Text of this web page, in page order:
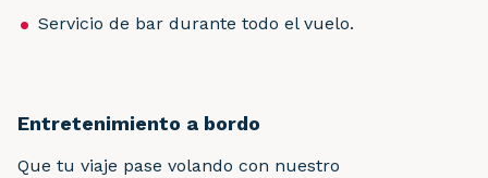
Servicio de bar durante todo el vuelo.​
Entretenimiento a bordo
Que tu viaje pase volando con nuestro